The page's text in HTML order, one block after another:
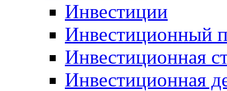
Инвестиции
Инвестиционный
Инвестиционная
Инвестиционная